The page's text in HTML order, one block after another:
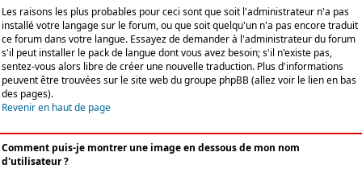
Les raisons les plus probables pour ceci sont que soit l'administrateur n'a pas
installé votre langage sur le forum, ou que soit quelqu'un n'a pas encore traduit
ce forum dans votre langue. Essayez de demander à l'administrateur du forum
s'il peut installer le pack de langue dont vous avez besoin; s'il n'existe pas,
sentez-vous alors libre de créer une nouvelle traduction. Plus d'informations
peuvent être trouvées sur le site web du groupe phpBB (allez voir le lien en bas
des pages).
Revenir en haut de page
Comment puis-je montrer une image en dessous de mon nom
d'utilisateur ?